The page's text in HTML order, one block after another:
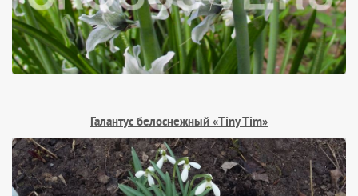
Галантус белоснежный «Tiny Tim»